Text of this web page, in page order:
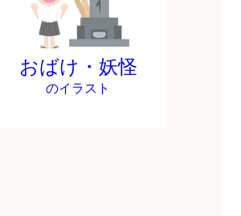
おばけ・妖怪
のイラスト